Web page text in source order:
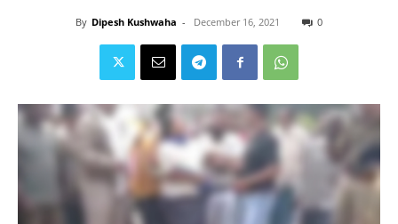
By Dipesh Kushwaha - December 16, 2021 0